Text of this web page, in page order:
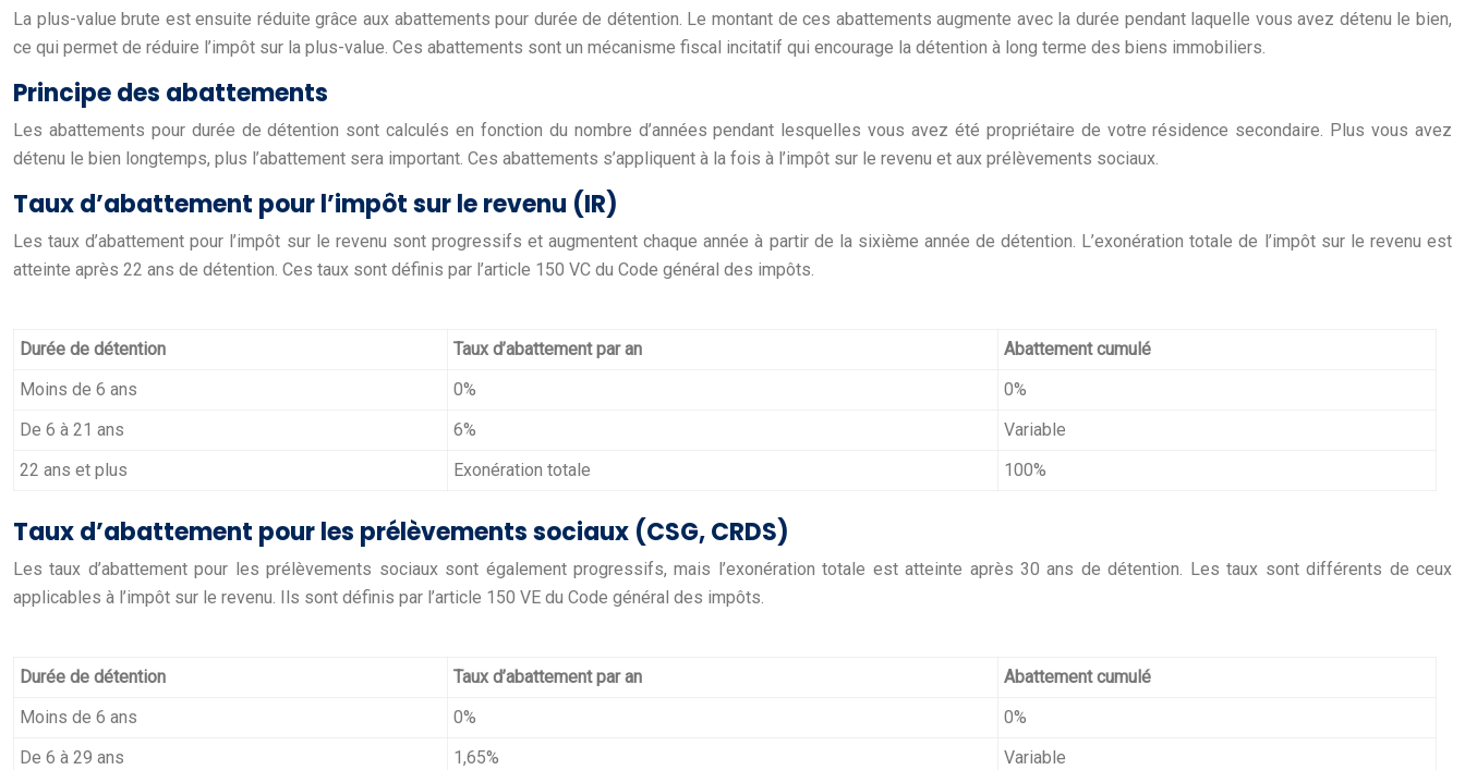
La plus-value brute est ensuite réduite grâce aux abattements pour durée de détention. Le montant de ces abattements augmente avec la durée pendant laquelle vous avez détenu le bien,
ce qui permet de réduire l’impôt sur la plus-value. Ces abattements sont un mécanisme fiscal incitatif qui encourage la détention à long terme des biens immobiliers.
Principe des abattements
Les abattements pour durée de détention sont calculés en fonction du nombre d’années pendant lesquelles vous avez été propriétaire de votre résidence secondaire. Plus vous avez
détenu le bien longtemps, plus l’abattement sera important. Ces abattements s’appliquent à la fois à l’impôt sur le revenu et aux prélèvements sociaux.
Taux d’abattement pour l’impôt sur le revenu (IR)
Les taux d’abattement pour l’impôt sur le revenu sont progressifs et augmentent chaque année à partir de la sixième année de détention. L’exonération totale de l’impôt sur le revenu est
atteinte après 22 ans de détention. Ces taux sont définis par l’article 150 VC du Code général des impôts.
Durée de détention Taux d’abattement par an
Abattement cumulé
Moins de 6 ans
0%
0%
De 6 à 21 ans
6%
Variable
22 ans et plus
Exonération totale 100%
Taux d’abattement pour les prélèvements sociaux (CSG, CRDS)
Les taux d’abattement pour les prélèvements sociaux sont également progressifs, mais l’exonération totale est atteinte après 30 ans de détention. Les taux sont différents de ceux
applicables à l’impôt sur le revenu. Ils sont définis par l’article 150 VE du Code général des impôts.
Durée de détention Taux d’abattement par an
Abattement cumulé
Moins de 6 ans
0%
0%
De 6 à 29 ans
1,65% Variable